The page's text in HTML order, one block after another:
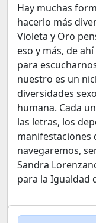
Hay muchas
hacerlo más
Violeta y Oro
eso y más, de
para
nuestro es un
diversidades
humana. Cada
las letras, los
manifestaciones
navegaremos,
Sandra
para la Igualdad